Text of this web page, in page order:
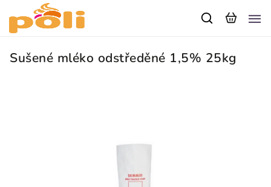
Sušené mléko odstředěné 1,5% 25kg